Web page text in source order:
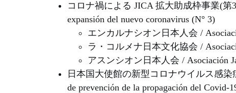
コロナ禍による JICA 拡大助成枠事業(第3
expansión del nuevo coronavirus (N° 3)
エンカルナシオン日本人会 /
ラ・コルメナ日本文化協会 /
アスンシオン日本人会 / Asociación
日本国大使館の新型コロナウイルス感染
de prevención de la propagación del Covid-